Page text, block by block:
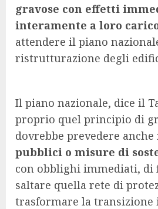
gravose con effetti
interamente a loro
attendere il piano
ristrutturazione degli
Il piano nazionale, dice il
proprio quel principio di
dovrebbe prevedere anche
pubblici o misure di
con obblighi immediati, di
saltare quella rete di
trasformare la transizione